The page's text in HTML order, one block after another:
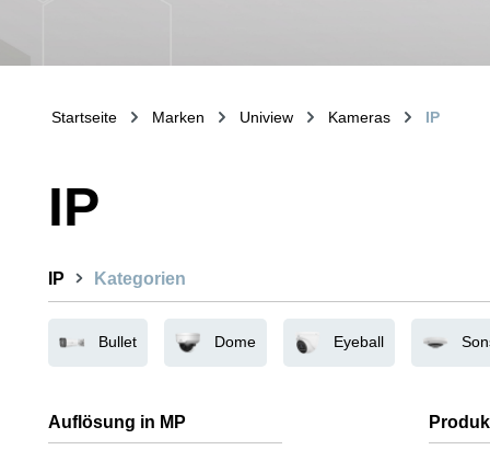
Startseite Marken Uniview Kameras IP
IP
IP Kategorien
Bullet Dome Eyeball
Auflösung in MP